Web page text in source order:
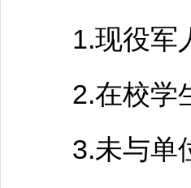
1.现役军
2.在校学
3.未与单位